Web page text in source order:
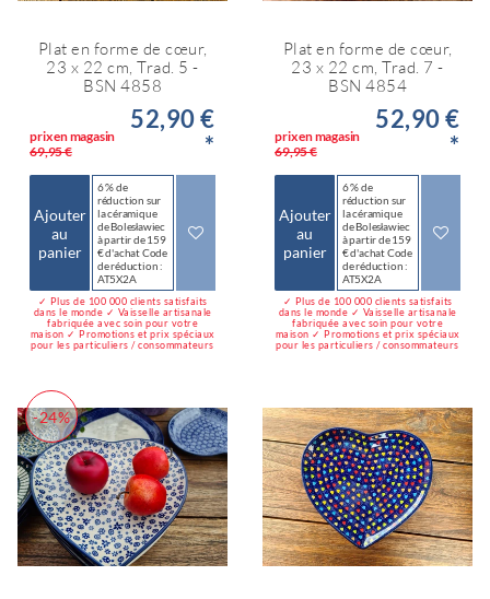
Plat en forme de cœur,
23 x 22 cm, Trad. 5 -
BSN 4858
prix en magasin
69,95 €
52,90 €
*
Ajouter
au
panier
6 % de
réduction sur
la céramique
de Bolesławiec
à partir de 159
€ d'achat Code
de réduction :
AT5X2A
✓ Plus de 100 000 clients satisfaits
dans le monde ✓ Vaisselle artisanale
fabriquée avec soin pour votre
maison ✓ Promotions et prix spéciaux
pour les particuliers / consommateurs
Plat en forme de cœur,
23 x 22 cm, Trad. 7 -
BSN 4854
prix en magasin
69,95 €
52,90 €
*
Ajouter
au
panier
6 % de
réduction sur
la céramique
de Bolesławiec
à partir de 159
€ d'achat Code
de réduction :
AT5X2A
✓ Plus de 100 000 clients satisfaits
dans le monde ✓ Vaisselle artisanale
fabriquée avec soin pour votre
maison ✓ Promotions et prix spéciaux
pour les particuliers / consommateurs
-24%